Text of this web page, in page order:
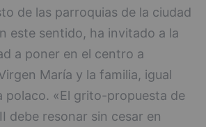
de las parroquias de la ciudad
este sentido, ha invitado a la
a poner en el centro a
María y la familia, igual
polaco. «El grito-propuesta de
debe resonar sin cesar en